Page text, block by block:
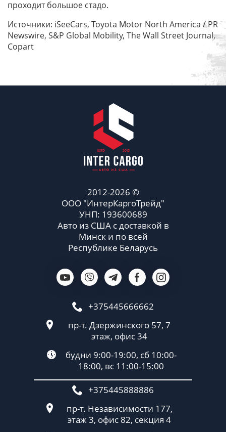
проходит большое стадо.
Источники: iSeeCars, Toyota Motor North America / PR
Newswire, S&P Global Mobility, The Wall Street Journal,
Copart
2012-2026 ©
ООО "ИнтерКаргоТрейд"
УНП: 193600689
Авто из США с доставкой в
Минск и по всей
Республике Беларусь
+375445666662
пр-т. Дзержинского 57, 7
этаж, офис 34
будни 9:00-19:00, сб 10:00-
18:00, вс 11:00-15:00
+375445888886
пр-т. Независимости 177,
этаж 3, офис 82, секция 4